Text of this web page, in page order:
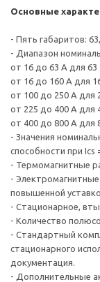
Основные
- Пять габаритов:
- Диапазон
от 16 до 63 А для 63
от 16 до 160 А для
от 100 до 250 А для
от 225 до 400 А для
от 400 до 800 А для
- Значения
способности при Ics
- Термомагнитные
-
повышенной
- Стационарное,
- Количество
- Стандартный
стационарного
документация.
- Дополнительные